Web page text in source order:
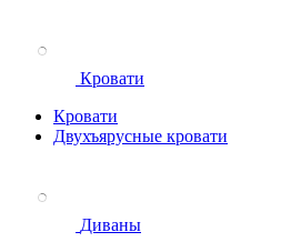
Кровати
Кровати
Двухъярусные кровати
Диваны